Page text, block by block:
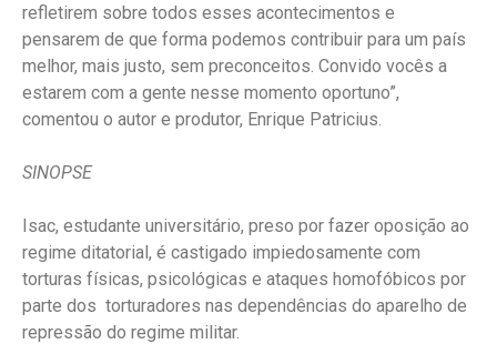
refletirem sobre todos esses acontecimentos e
pensarem de que forma podemos contribuir para um país
melhor, mais justo, sem preconceitos. Convido vocês a
estarem com a gente nesse momento oportuno”,
comentou o autor e produtor, Enrique Patricius.
SINOPSE
Isac, estudante universitário, preso por fazer oposição ao
regime ditatorial, é castigado impiedosamente com
torturas físicas, psicológicas e ataques homofóbicos por
parte dos torturadores nas dependências do aparelho de
repressão do regime militar.